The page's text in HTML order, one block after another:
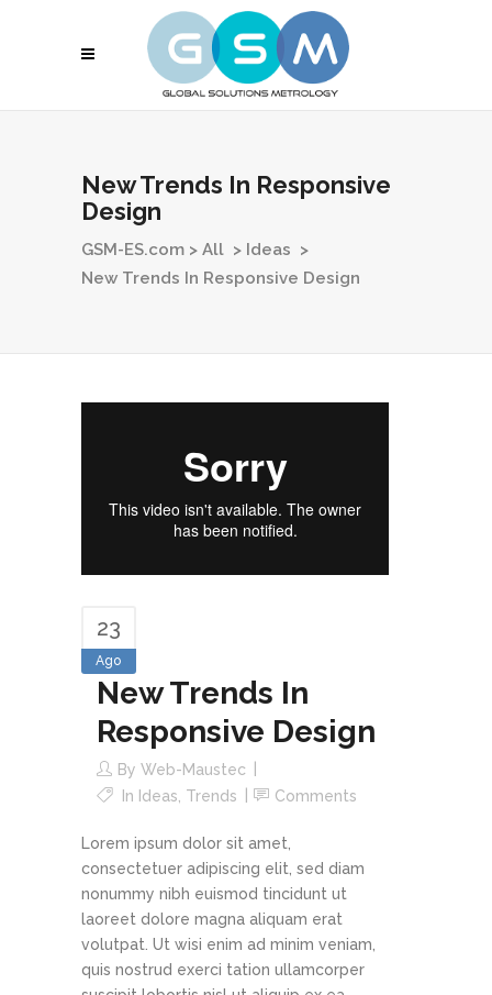
New Trends In Responsive
Design
GSM-ES.com > All > Ideas >
New Trends In Responsive Design
23
Ago
New Trends In
Responsive Design
By Web-Maustec
In Ideas, Trends Comments
Lorem ipsum dolor sit amet,
consectetuer adipiscing elit, sed diam
nonummy nibh euismod tincidunt ut
laoreet dolore magna aliquam erat
volutpat. Ut wisi enim ad minim veniam,
quis nostrud exerci tation ullamcorper